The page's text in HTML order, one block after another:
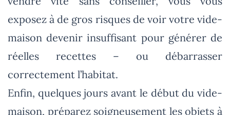
exposez à de gros risques de voir votre vide-
maison devenir insuffisant pour générer de
réelles recettes – ou débarrasser
correctement l’habitat.
Enfin, quelques jours avant le début du vide-
maison, préparez soigneusement les objets à